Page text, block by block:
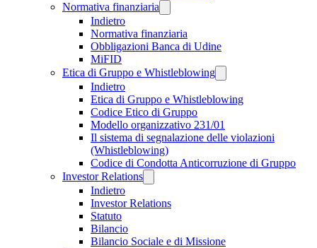
Normativa finanziaria
Indietro
Normativa finanziaria
Obbligazioni Banca di Udine
MiFID
Etica di Gruppo e Whistleblowing
Indietro
Etica di Gruppo e Whistleblowing
Codice Etico di Gruppo
Modello organizzativo 231/01
Il sistema di segnalazione delle violazioni
(Whistleblowing)
Codice di Condotta Anticorruzione di Gruppo
Investor Relations
Indietro
Investor Relations
Statuto
Bilancio
Bilancio Sociale e di Missione